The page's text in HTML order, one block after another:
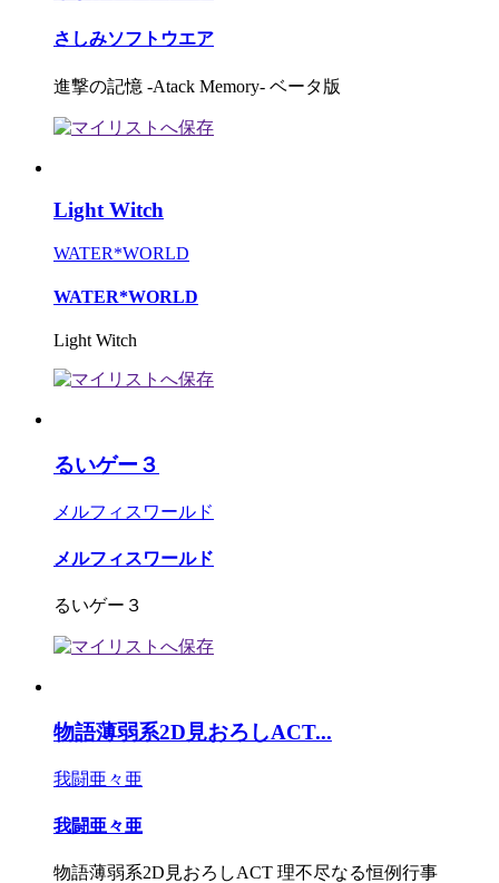
さしみソフトウエア
進撃の記憶 -Atack Memory- ベータ版
Light Witch
WATER*WORLD
WATER*WORLD
Light Witch
るいゲー３
メルフィスワールド
メルフィスワールド
るいゲー３
物語薄弱系2D見おろしACT...
我闘亜々亜
我闘亜々亜
物語薄弱系2D見おろしACT 理不尽なる恒例行事